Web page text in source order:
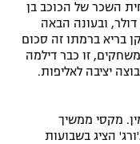
השכר של הכוכב בן
תקרת השכר 55.2 מיליון דולר, ובעונה הבאה
עבור שחקן בריא ברמתו זה סכום
זו כבר דילמה
יציבה לאליפות.
מקסי ממשיך
הציג בשבועות